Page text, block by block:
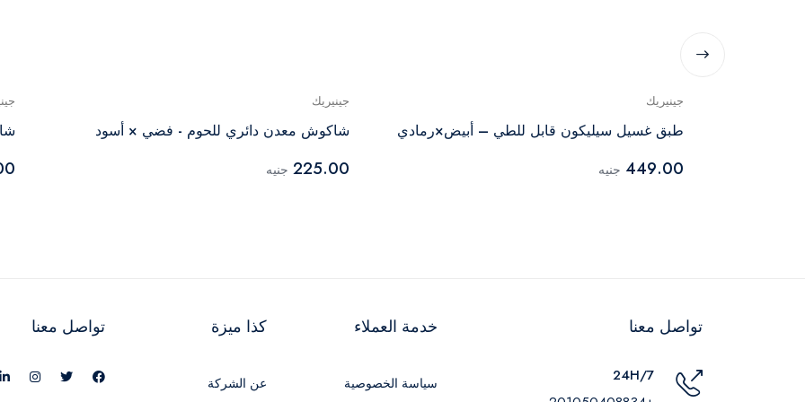
جينيريك
طبق غسيل سيليكون قابل للطي – أبيض×رمادي
449.00 جنيه
جينيريك
شاكوش معدن دائري للحوم - فضي × أسود
225.00 جنيه
تواصل معنا
24H/7
خدمة العملاء
سياسة الخصوصية
كذا ميزة
عن الشركة
تواصل معنا